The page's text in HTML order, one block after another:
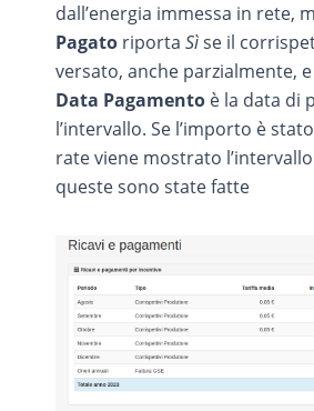
dall’energia immessa in rete,
Pagato riporta Sìse il
versato, anche parzialmente, e
Data Pagamento è la data di
l’intervallo. Se l’importo è
rate viene mostrato
queste sono state fatte